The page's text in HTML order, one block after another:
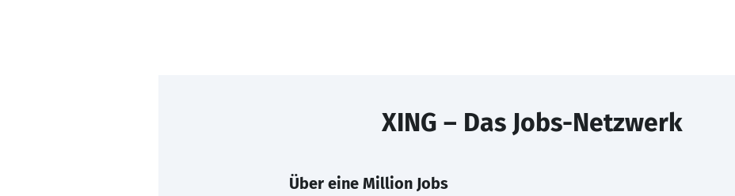
XING – Das Jobs-Netzwerk
Über eine Million Jobs